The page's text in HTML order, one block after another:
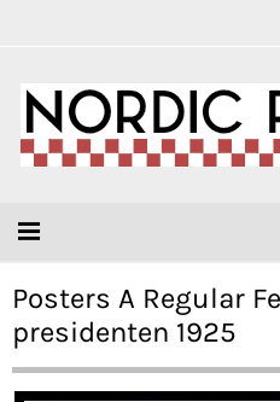
Posters A Regular
presidenten 1925